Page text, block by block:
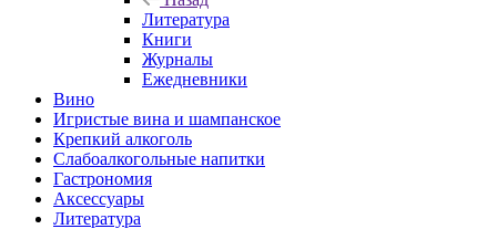
Литература
Книги
Журналы
Ежедневники
Вино
Игристые вина и шампанское
Крепкий алкоголь
Слабоалкогольные напитки
Гастрономия
Аксессуары
Литература